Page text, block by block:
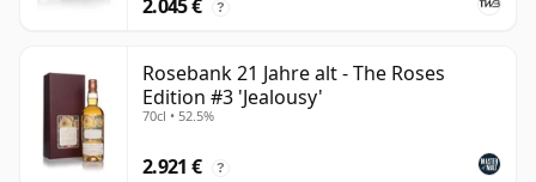
2.045 € ?
Rosebank 21 Jahre alt - The Roses
Edition #3 'Jealousy'
70cl • 52.5%
2.921 € ?